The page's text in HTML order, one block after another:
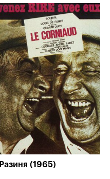
Разиня (1965)